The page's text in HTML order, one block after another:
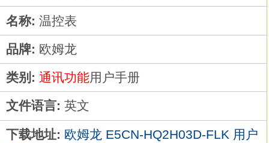
名称: 温控表
品牌: 欧姆龙
类别: 通讯功能用户手册
文件语言: 英文
下载地址: 欧姆龙 E5CN-HQ2H03D-FLK 用户